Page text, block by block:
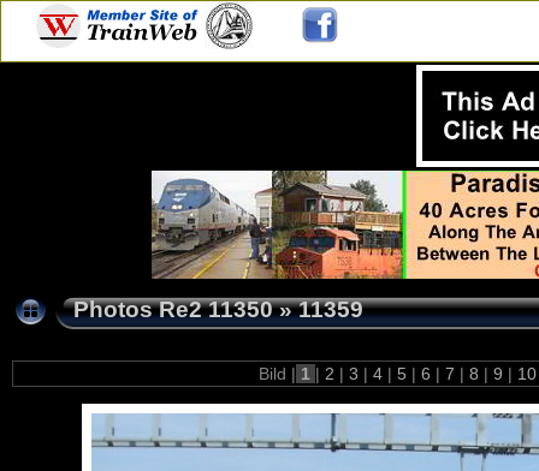
Photos Re2 11350»11359
Bild | 1 | 2 | 3 | 4 | 5 | 6 | 7 | 8 | 9 |